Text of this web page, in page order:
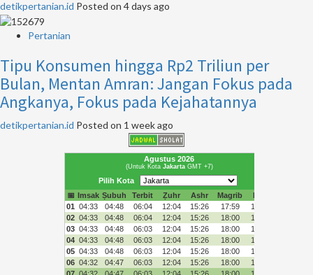
detikpertanian.id Posted on 4 days ago
Pertanian
Tipu Konsumen hingga Rp2 Triliun per
Bulan, Mentan Amran: Jangan Fokus pada
Angkanya, Fokus pada Kejahatannya
detikpertanian.id Posted on 1 week ago